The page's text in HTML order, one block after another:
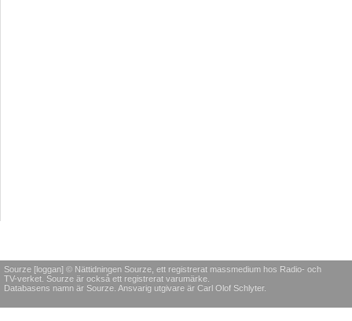
Sourze [loggan] © Nättidningen Sourze, ett registrerat massmedium hos Radio- och
TV-verket. Sourze är också ett registrerat varumärke.
Databasens namn är Sourze. Ansvarig utgivare är Carl Olof Schlyter.